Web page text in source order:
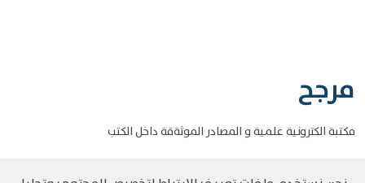
مرجح
مكتبة الكترونية علمية و المصادر الموثةقة داخل الكتب